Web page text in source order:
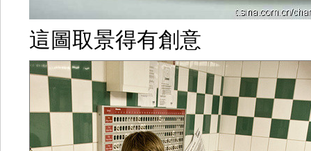
這圖取景得有創意